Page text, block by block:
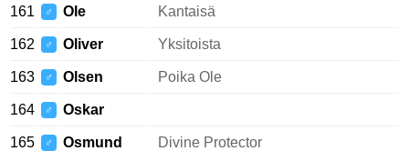
161 ♂ Ole Kantaisä
162 ♂ Oliver Yksitoista
163 ♂ Olsen Poika Ole
164 ♂ Oskar
165 ♂ Osmund Divine Protector